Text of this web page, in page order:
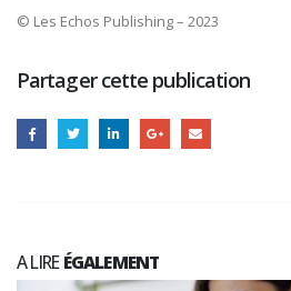
© Les Echos Publishing – 2023
Partager cette publication
A LIREÉGALEMENT